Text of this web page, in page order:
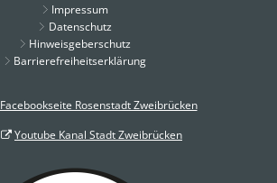
Impressum
Datenschutz
Hinweisgeberschutz
Barrierefreiheitserklärung
Facebookseite Rosenstadt Zweibrücken
Youtube Kanal Stadt Zweibrücken